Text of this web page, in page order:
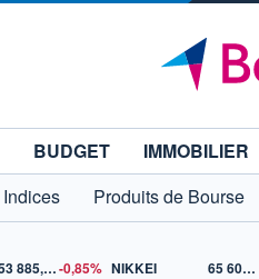
BUDGET IMMOBILIER
Indices Produits de Bourse
53 885,10-0,85% NIKKEI 65 606,71